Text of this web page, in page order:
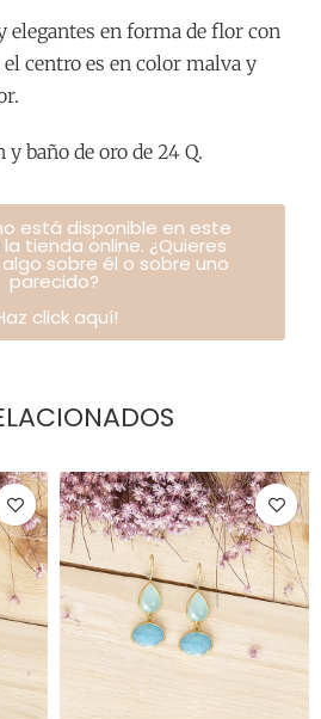
elegantes en forma de flor con
centro es en color malva y
baño de oro de 24 Q.
está disponible en este
tienda online. ¿Quieres
sobre él o sobre uno
parecido?
click aquí!